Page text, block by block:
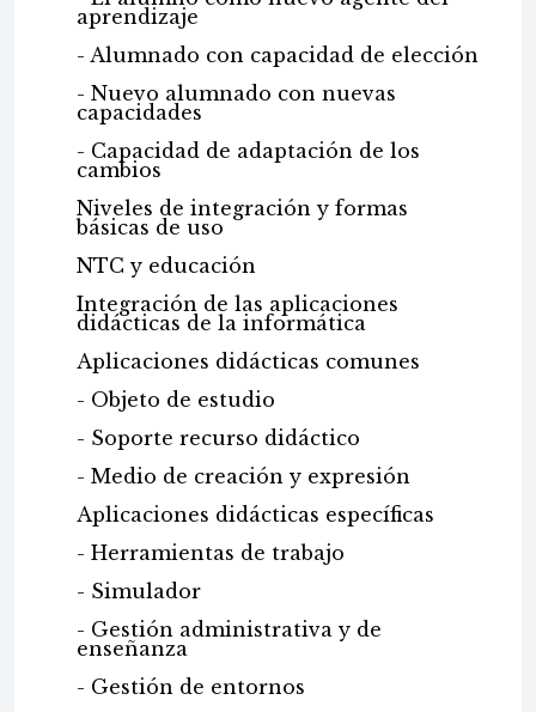
aprendizaje
- Alumnado con capacidad de elección
- Nuevo alumnado con nuevas
capacidades
- Capacidad de adaptación de los
cambios
Niveles de integración y formas
básicas de uso
NTC y educación
Integración de las aplicaciones
didácticas de la informática
Aplicaciones didácticas comunes
- Objeto de estudio
- Soporte recurso didáctico
- Medio de creación y expresión
Aplicaciones didácticas específicas
- Herramientas de trabajo
- Simulador
- Gestión administrativa y de
enseñanza
- Gestión de entornos